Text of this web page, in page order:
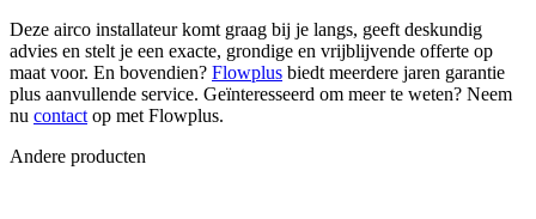
Deze airco installateur komt graag bij je langs, geeft deskundig
advies en stelt je een exacte, grondige en vrijblijvende offerte op
maat voor. En bovendien? Flowplus biedt meerdere jaren garantie
plus aanvullende service. Geïnteresseerd om meer te weten? Neem
nu contact op met Flowplus.
Andere producten